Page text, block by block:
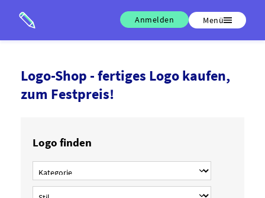
Anmelden Menü
Logo-Shop - fertiges Logo kaufen,
zum Festpreis!
Logo finden